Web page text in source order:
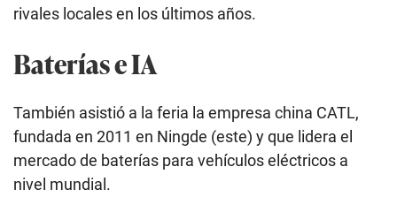
rivales locales en los últimos años.
Baterías e IA
También asistió a la feria la empresa china CATL,
fundada en 2011 en Ningde (este) y que lidera el
mercado de baterías para vehículos eléctricos a
nivel mundial.